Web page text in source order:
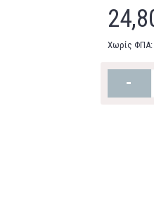
Χωρίς ΦΠΑ:
-